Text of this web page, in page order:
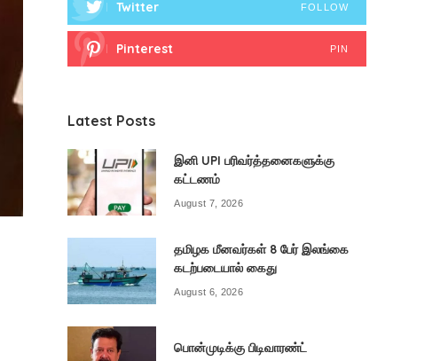
Twitter FOLLOW
Pinterest PIN
Latest Posts
இனி UPI பரிவர்த்தனைகளுக்கு
கட்டணம்
August 7, 2026
தமிழக மீனவர்கள் 8 பேர் இலங்கை
கடற்படையால் கைது
August 6, 2026
பொன்முடிக்கு பிடிவாரண்ட்